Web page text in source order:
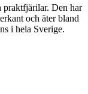
praktfjärilar. Den har
och äter bland
i hela Sverige.